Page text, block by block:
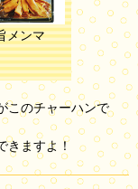
メンマ
このチャーハンで
きますよ！